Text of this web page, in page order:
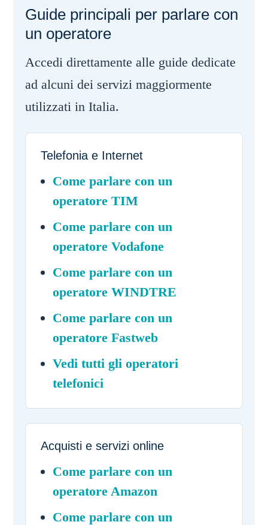
Guide principali per parlare con
un operatore
Accedi direttamente alle guide dedicate
ad alcuni dei servizi maggiormente
utilizzati in Italia.
Telefonia e Internet
Come parlare con un
operatore TIM
Come parlare con un
operatore Vodafone
Come parlare con un
operatore WINDTRE
Come parlare con un
operatore Fastweb
Vedi tutti gli operatori
telefonici
Acquisti e servizi online
Come parlare con un
operatore Amazon
Come parlare con un